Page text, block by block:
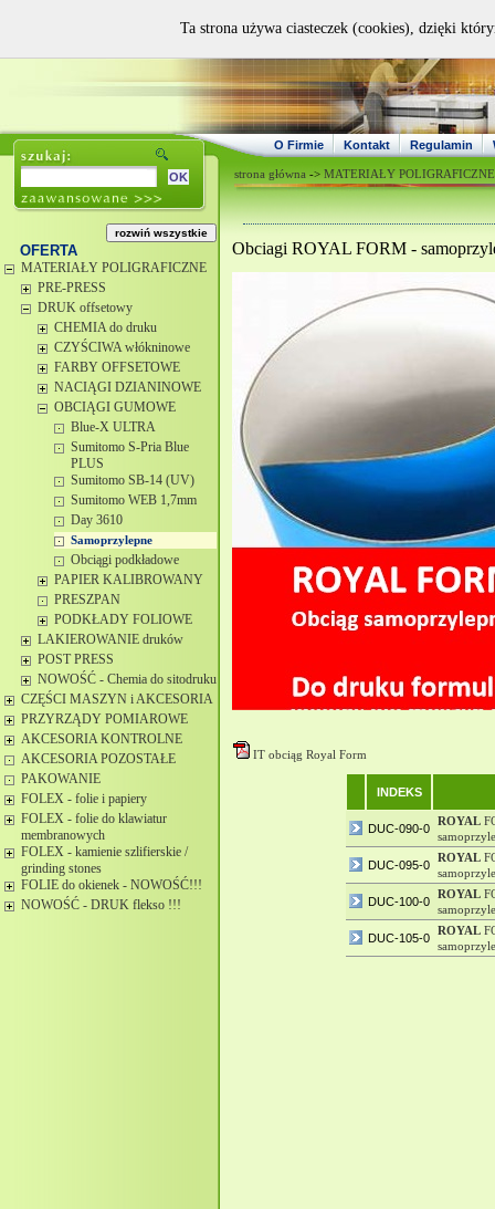
O Firmie Kontakt Regulamin
OFERTA
MATERIAŁY POLIGRAFICZNE
PRE-PRESS
DRUK offsetowy
CHEMIA do druku
CZYŚCIWA włókninowe
FARBY OFFSETOWE
NACIĄGI DZIANINOWE
OBCIĄGI GUMOWE
Blue-X ULTRA
Sumitomo S-Pria Blue
PLUS
Sumitomo SB-14 (UV)
Sumitomo WEB 1,7mm
Day 3610
Samoprzylepne
Obciągi podkładowe
PAPIER KALIBROWANY
PRESZPAN
PODKŁADY FOLIOWE
LAKIEROWANIE druków
POST PRESS
NOWOŚĆ - Chemia do sitodruku
CZĘŚCI MASZYN i AKCESORIA
PRZYRZĄDY POMIAROWE
AKCESORIA KONTROLNE
AKCESORIA POZOSTAŁE
PAKOWANIE
FOLEX - folie i papiery
FOLEX - folie do klawiatur
membranowych
FOLEX - kamienie szlifierskie /
grinding stones
FOLIE do okienek - NOWOŚĆ!!!
NOWOŚĆ - DRUK flekso !!!
strona główna -> MATERIAŁY POLIGRAFICZNE
Obciagi ROYAL FORM -
IT obciąg Royal Form
INDEKS
DUC-090-0
ROYAL
DUC-095-0
ROYAL
DUC-100-0
ROYAL
DUC-105-0
ROYAL
Ta strona używa ciasteczek (cookies), dzięki